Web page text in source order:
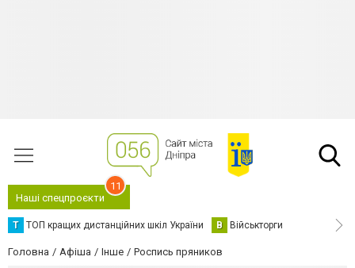
Наші спецпроєкти
11
Т ТОП кращих дистанційних шкіл України В Військторги
Головна Афіша Інше Роспись пряников